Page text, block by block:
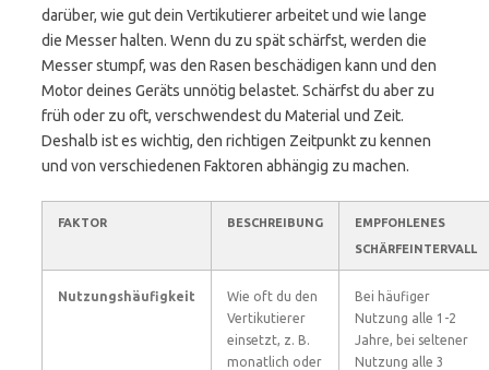
darüber, wie gut dein Vertikutierer arbeitet und wie lange
die Messer halten. Wenn du zu spät schärfst, werden die
Messer stumpf, was den Rasen beschädigen kann und den
Motor deines Geräts unnötig belastet. Schärfst du aber zu
früh oder zu oft, verschwendest du Material und Zeit.
Deshalb ist es wichtig, den richtigen Zeitpunkt zu kennen
und von verschiedenen Faktoren abhängig zu machen.
FAKTOR BESCHREIBUNG
EMPFOHLENES
SCHÄRFEINTERVALL
Nutzungshäufigkeit
Wie oft du den
Vertikutierer
einsetzt, z. B.
monatlich oder
Bei häufiger
Nutzung alle 1-2
Jahre, bei seltener
Nutzung alle 3